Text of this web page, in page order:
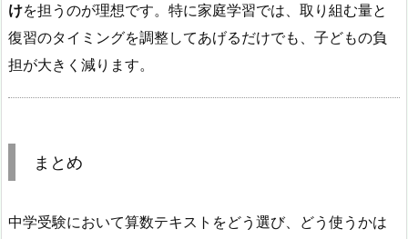
けを担うのが理想です。特に家庭学習では、取り組む量と
復習のタイミングを調整してあげるだけでも、子どもの負
担が大きく減ります。
まとめ
中学受験において算数テキストをどう選び、どう使うかは